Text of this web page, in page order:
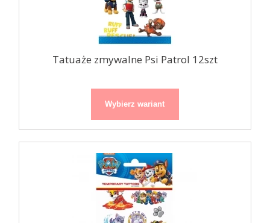
Tatuaże zmywalne Psi Patrol 12szt
Wybierz wariant